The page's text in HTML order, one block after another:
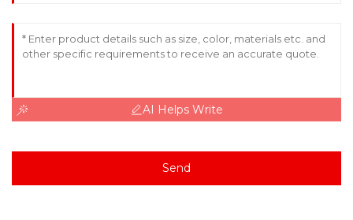
AI Helps Write
Send